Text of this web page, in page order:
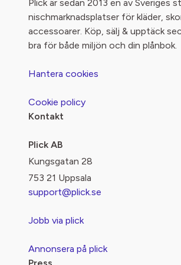
Plick är sedan 2013 en av Sveriges
nischmarknadsplatser för kläder,
accessoarer. Köp, sälj & upptäck
bra för både miljön och din plånbok.
Hantera cookies
Cookie policy
Kontakt
Plick AB
Kungsgatan 28
753 21 Uppsala
support@plick.se
Jobb via plick
Annonsera på plick